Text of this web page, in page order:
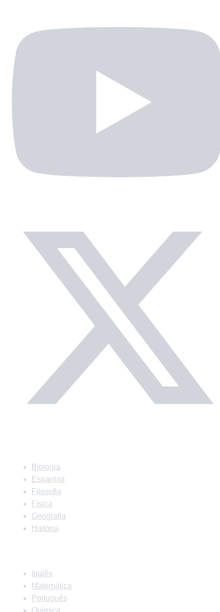
Biologia
Espanhol
Filosofia
Física
Geografia
História
Inglês
Matemática
Português